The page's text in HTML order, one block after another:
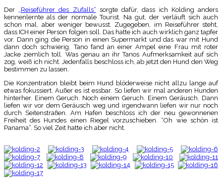
Der
„Reiseführer des Zufalls“ sorgte dafür, dass ich Kolding anders
kennenlernte als der normale Tourist. Na gut, der verläuft sich auch
schon mal, aber weniger bewusst. Zugegeben, im Reiseführer steht,
dass ICH einer Person folgen soll. Das hatte ich auch wirklich ganz tapfer
vor. Dann ging die Person in einen Supermarkt und das war mit Hund
dann doch schwierig. Tano fand an einer Ampel eine Frau mit roter
Jacke ziemlich toll. Was genau an ihr Tanos Aufmerksamkeit auf sich
zog, weiß ich nicht. Jedenfalls beschloss ich, ab jetzt den Hund den Weg
bestimmen zu lassen.
Die Konzentration bleibt beim Hund blöderweise nicht allzu lange auf
etwas fokussiert. Außer es ist essbar. So liefen wir mal anderen Hunden
hinterher. Einem Geruch. Noch einem Geruch. Einem Geräusch. Dann
liefen wir vor dem Geräusch weg und irgendwann liefen wir nur noch
durch Seitenstraßen. Am Hafen beschloss ich der neu gewonnenen
Freiheit des Hundes einen Riegel vorzuschieben. “Oh wie schön ist
Panama“. So viel Zeit hatte ich aber nicht.